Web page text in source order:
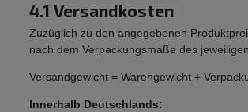
4.1 Versandkosten
Zuzüglich zu den angegebenen
nach dem Verpackungsmaße des
Versandgewicht = Warengewicht +
Innerhalb Deutschlands: